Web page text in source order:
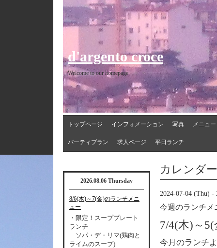
d'argento croce
Welcome to our homepage
トップページ インフォメーション 写真 メニュー
パーティプラン 求人ページ 平日ランチ
カレンダー
2024-07-04 (Thu) -
今週のランチメ
7/4(木)～
今月のランチ
2026.08.06 Thursday
8/6(木)～7(金)のランチメニ
ュー
・限定！スーププレート
ランチ
ソパ・デ・リマ(鶏肉と
ライムのスープ)